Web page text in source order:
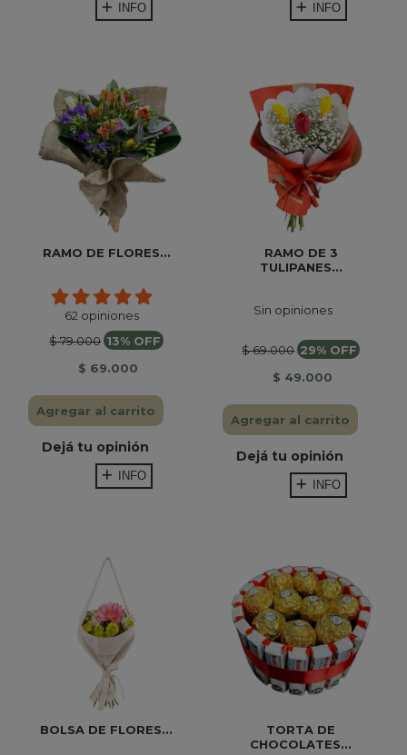
INFO INFO
RAMO DE FLORES...
62 opiniones
$ 79.000 13% OFF
$ 69.000
Agregar al carrito
Dejá tu opinión
INFO
RAMO DE 3
TULIPANES...
Sin opiniones
$ 69.000 29% OFF
$ 49.000
Agregar al carrito
Dejá tu opinión
INFO
BOLSA DE FLORES...
TORTA DE
CHOCOLATES...